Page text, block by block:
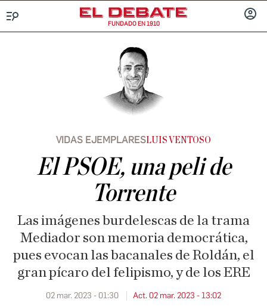
FUNDADO EN 1910
VIDAS EJEMPLARES LUIS VENTOSO
El PSOE, una peli de
Torrente
Las imágenes burdelescas de la trama
Mediador son memoria democrática,
pues evocan las bacanales de Roldán, el
gran pícaro del felipismo, y de los ERE
02 mar. 2023 - 01:30 Act. 02 mar. 2023 - 13:02